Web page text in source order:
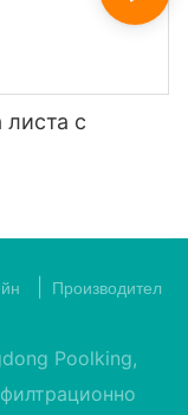
листа с
Производител
Poolking,